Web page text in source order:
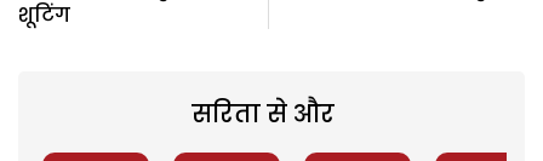
शूटिंग
सरिता से और